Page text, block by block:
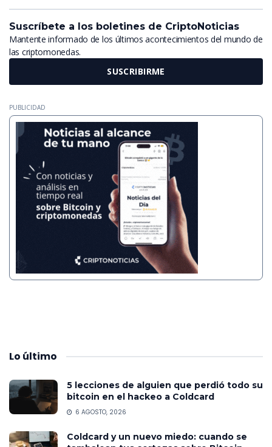
Suscríbete a los boletines de CriptoNoticias
Mantente informado de los últimos acontecimientos del mundo de
las criptomonedas.
SUSCRIBIRME
PUBLICIDAD
Lo último
5 lecciones de alguien que perdió todo su
bitcoin en el hackeo a Coldcard
6 AGOSTO, 2026
Coldcard y un nuevo miedo: cuando se